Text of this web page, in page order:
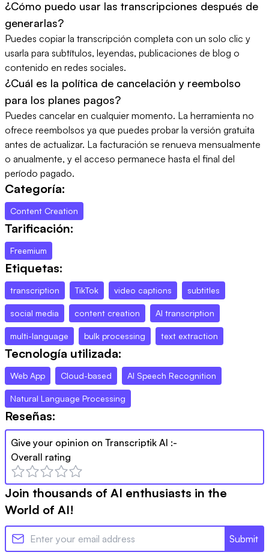
¿Cómo puedo usar las transcripciones después de
generarlas?
Puedes copiar la transcripción completa con un solo clic y
usarla para subtítulos, leyendas, publicaciones de blog o
contenido en redes sociales.
¿Cuál es la política de cancelación y reembolso
para los planes pagos?
Puedes cancelar en cualquier momento. La herramienta no
ofrece reembolsos ya que puedes probar la versión gratuita
antes de actualizar. La facturación se renueva mensualmente
o anualmente, y el acceso permanece hasta el final del
período pagado.
Categoría:
Content Creation
Tarificación:
Freemium
Etiquetas:
transcription TikTok video captions subtitles
social media content creation AI transcription
multi-language bulk processing text extraction
Tecnología utilizada:
Web App Cloud-based AI Speech Recognition
Natural Language Processing
Reseñas:
Give your opinion on Transcriptik AI :-
Overall rating
Join thousands of AI enthusiasts in the
World of AI!
Submit